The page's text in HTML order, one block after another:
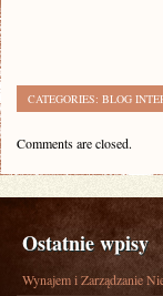
CATEGORIES: BLOG
Comments are closed.
Ostatnie wpisy
Wynajem i Zarządzanie